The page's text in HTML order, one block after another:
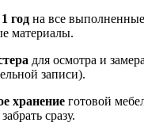
год на все
материалы.
для осмотра и
записи).
хранение готовой
сразу.